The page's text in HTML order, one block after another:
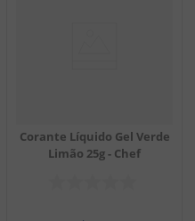
Corante Líquido Gel Verde
Limão 25g - Chef